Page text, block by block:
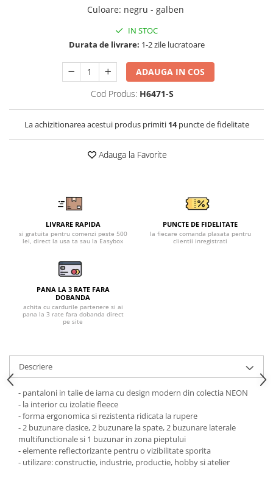
Combinezoane de lucru
impermeabile
Costume de ploaie impermeabile
Jachete / Bluze salopeta
Pantaloni impermeabili
Pelerine de ploaie
Veste de lucru
Industria alimentara
Sorturi impermeabile
Pantaloni de lucru in talie
Pentru sudura
Jachete pentru sudura
Pantaloni de protectie
Pentru copii
Pantaloni de lucru cu pieptar
Pentru femei
Bluze pentru femei
Fleece-uri
Halate
Jachete / Bluze salopeta
Pantaloni de lucru cu pieptar
Pantaloni de lucru in talie
Culoare: negru - galben
IN STOC
Durata de livrare: 1-2 zile lucratoare
ADAUGA IN COS
Cod Produs: H6471-S
La achizitionarea acestui produs primiti 14puncte de fidelitate
Adauga la Favorite
LIVRARE RAPIDA
si gratuita pentru comenzi peste 500
lei, direct la usa ta sau la Easybox
PUNCTE DE FIDELITATE
la fiecare comanda plasata pentru
clientii inregistrati
PANA LA 3 RATE FARA
DOBANDA
achita cu cardurile partenere si ai
pana la 3 rate fara dobanda direct
pe site
Descriere
- pantaloni in talie de iarna cu design modern din colectia NEON
- la interior cu izolatie fleece
- forma ergonomica si rezistenta ridicata la rupere
- 2 buzunare clasice, 2 buzunare la spate, 2 buzunare laterale
multifunctionale si 1 buzunar in zona pieptului
- elemente reflectorizante pentru o vizibilitate sporita
- utilizare: constructie, industrie, productie, hobby si atelier